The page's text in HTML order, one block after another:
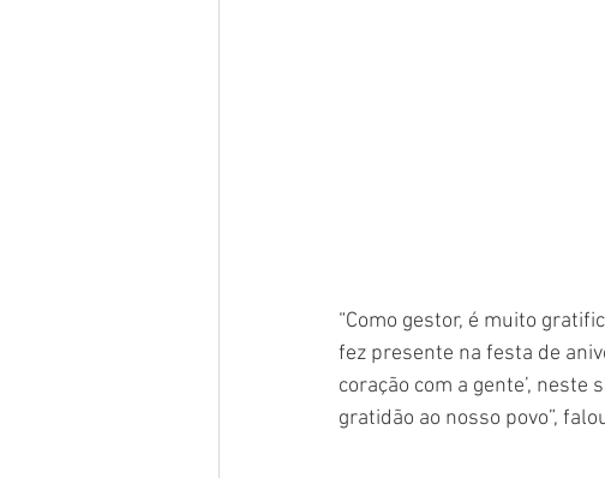
“Como gestor, é muito
fez presente na festa de
coração com a gente’,
gratidão ao nosso povo”,